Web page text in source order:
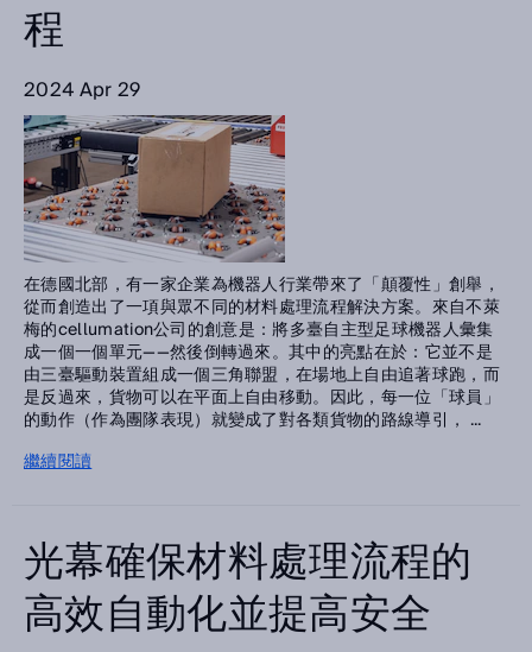
程
2024 Apr 29
在德國北部，有一家企業為機器人行業帶來了「顛覆性」創舉，
從而創造出了一項與眾不同的材料處理流程解決方案。來自不萊
梅的cellumation公司的創意是：將多臺自主型足球機器人彙集
成一個一個單元——然後倒轉過來。其中的亮點在於：它並不是
由三臺驅動裝置組成一個三角聯盟，在場地上自由追著球跑，而
是反過來，貨物可以在平面上自由移動。因此，每一位「球員」
的動作（作為團隊表現）就變成了對各類貨物的路線導引， ...
繼續閱讀
光幕確保材料處理流程的
高效自動化並提高安全